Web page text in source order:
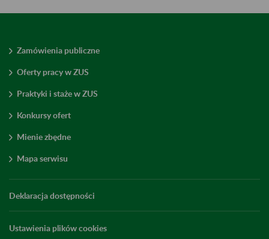
Zamówienia publiczne
Oferty pracy w ZUS
Praktyki i staże w ZUS
Konkursy ofert
Mienie zbędne
Mapa serwisu
Deklaracja dostępności
Ustawienia plików cookies